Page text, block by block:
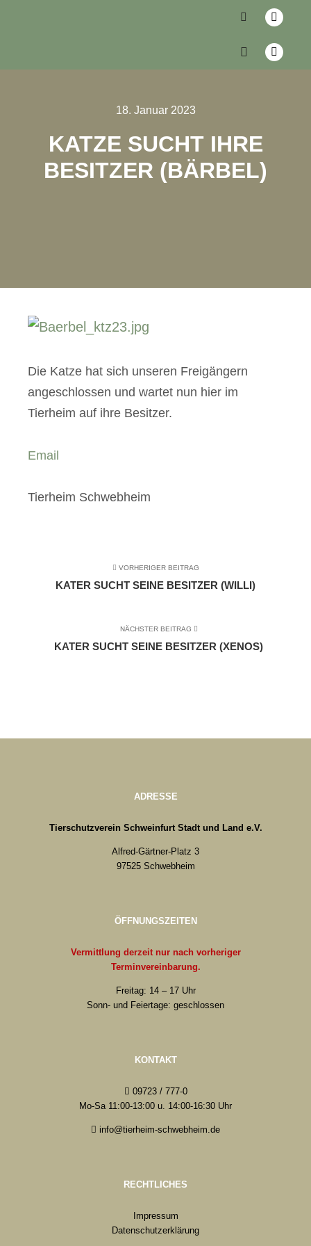
18. Januar 2023
KATZE SUCHT IHRE
BESITZER (BÄRBEL)
Die Katze hat sich unseren Freigängern
angeschlossen und wartet nun hier im
Tierheim auf ihre Besitzer.
Email
Tierheim Schwebheim
VORHERIGER BEITRAG
KATER SUCHT SEINE BESITZER (WILLI)
NÄCHSTER BEITRAG
KATER SUCHT SEINE BESITZER (XENOS)
ADRESSE
Tierschutzverein Schweinfurt Stadt und Land e.V.
Alfred-Gärtner-Platz 3
97525 Schwebheim
ÖFFNUNGSZEITEN
Vermittlung derzeit nur nach vorheriger
Terminvereinbarung.
Freitag: 14 – 17 Uhr
Sonn- und Feiertage: geschlossen
KONTAKT
09723 / 777-0
Mo-Sa 11:00-13:00 u. 14:00-16:30 Uhr
info@tierheim-schwebheim.de
RECHTLICHES
Impressum
Datenschutzerklärung